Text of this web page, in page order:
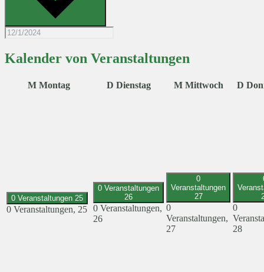
Kalender von Veranstaltungen
M Montag D Dienstag M Mittwoch D
0 Veranstaltungen 25
0 Veranstaltungen, 25
0 Veranstaltungen
26
0 Veranstaltungen,
26
0
Veranstaltungen
27
0
Veranstaltungen,
27
0
28